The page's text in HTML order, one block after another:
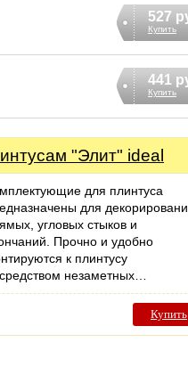
527
Купить
441
Купить
"Элит" ideal
для плинтуса
для
угловых стыков и
Прочно и удобно
к плинтусу
незаметных…
Купить